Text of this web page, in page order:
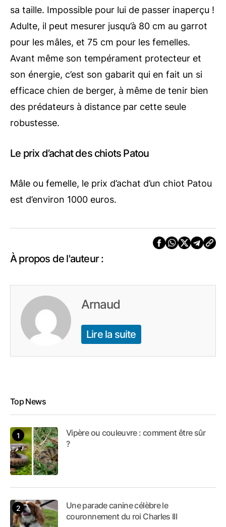
sa taille. Impossible pour lui de passer inaperçu !
Adulte, il peut mesurer jusqu’à 80 cm au garrot
pour les mâles, et 75 cm pour les femelles.
Avant même son tempérament protecteur et
son énergie, c’est son gabarit qui en fait un si
efficace chien de berger, à même de tenir bien
des prédateurs à distance par cette seule
robustesse.
Le prix d’achat des chiots Patou
Mâle ou femelle, le prix d’achat d’un chiot Patou
est d’environ 1000 euros.
À propos de l'auteur :
Arnaud
Lire la suite
Top News
Vipère ou couleuvre : comment être sûr
?
Une parade canine célèbre le
couronnement du roi Charles III